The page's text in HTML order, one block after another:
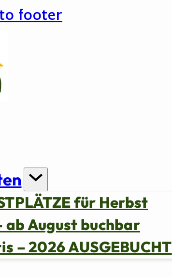
footer
für Herbst
ab August buchbar
– 2026 AUSGEBUCHT